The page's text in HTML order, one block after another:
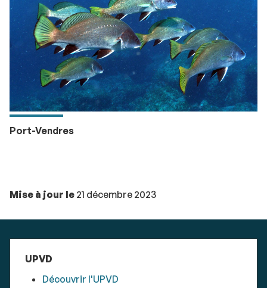
Port-Vendres
Mise à jour le 21 décembre 2023
UPVD
Découvrir l'UPVD